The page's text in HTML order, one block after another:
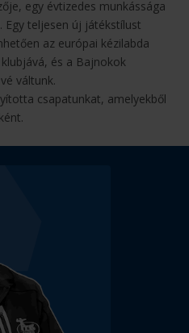
egy évtizedes munkássága
teljesen új játékstílust
az európai kézilabda
és a Bajnokok
váltunk.
csapatunkat, amelyekből